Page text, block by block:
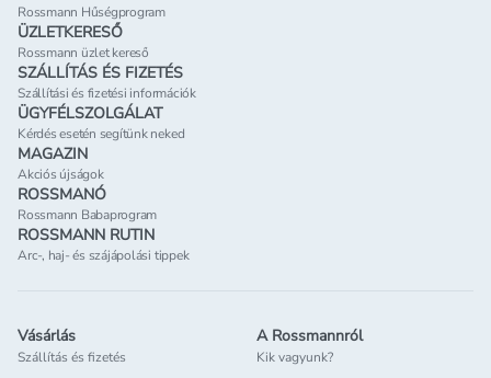
Rossmann Hűségprogram
ÜZLETKERESŐ
Rossmann üzlet kereső
SZÁLLÍTÁS ÉS FIZETÉS
Szállítási és fizetési információk
ÜGYFÉLSZOLGÁLAT
Kérdés esetén segítünk neked
MAGAZIN
Akciós újságok
ROSSMANÓ
Rossmann Babaprogram
ROSSMANN RUTIN
Arc-, haj- és szájápolási tippek
Vásárlás
Szállítás és fizetés
A Rossmannról
Kik vagyunk?